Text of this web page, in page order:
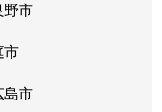
野市
市
島市